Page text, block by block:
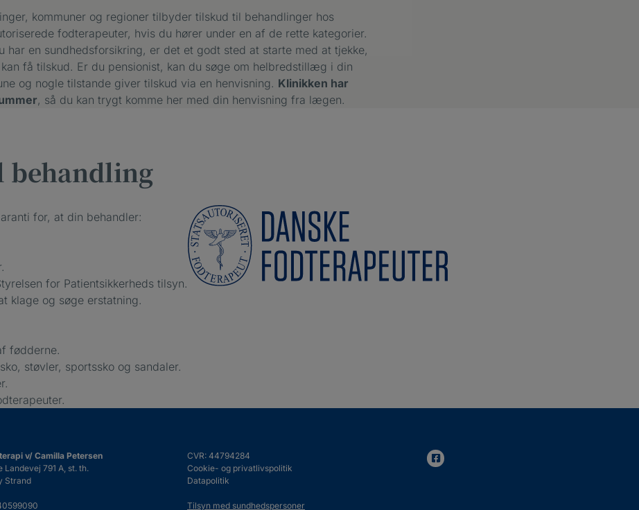
kommuner og regioner tilbyder tilskud til behandlinger hos
fodterapeuter, hvis du hører under en af de rette kategorier.
har en sundhedsforsikring, er det et godt sted at starte med at tjekke,
få tilskud. Er du pensionist, kan du søge om helbredstillæg i din
og nogle tilstande giver tilskud via en henvisning. Klinikken har
, så du kan trygt komme her med din henvisning fra lægen.
behandling
for, at din behandler:
for Patientsikkerheds tilsyn.
klage og søge erstatning.
fødderne.
støvler, sportssko og sandaler.
v/ Camilla Petersen
Landevej 791 A, st. th.
Strand
CVR: 44794284
Cookie- og privatlivspolitik
Datapolitik
Tilsyn med sundhedspersoner